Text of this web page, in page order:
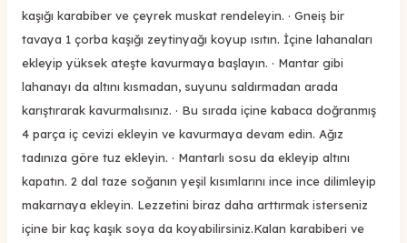
kaşığı karabiber ve çeyrek muskat rendeleyin. · Gneiş bir
tavaya 1 çorba kaşığı zeytinyağı koyup ısıtın. İçine lahanaları
ekleyip yüksek ateşte kavurmaya başlayın. · Mantar gibi
lahanayı da altını kısmadan, suyunu saldırmadan arada
karıştırarak kavurmalısınız. · Bu sırada içine kabaca doğranmış
4 parça iç cevizi ekleyin ve kavurmaya devam edin. Ağız
tadınıza göre tuz ekleyin. · Mantarlı sosu da ekleyip altını
kapatın. 2 dal taze soğanın yeşil kısımlarını ince ince dilimleyip
makarnaya ekleyin. Lezzetini biraz daha arttırmak isterseniz
içine bir kaç kaşık soya da koyabilirsiniz.Kalan karabiberi ve